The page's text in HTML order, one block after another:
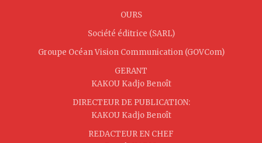
OURS
Société éditrice (SARL)
Groupe Océan Vision Communication (GOVCom)
GERANT
KAKOU Kadjo Benoît
DIRECTEUR DE PUBLICATION:
KAKOU Kadjo Benoît
REDACTEUR EN CHEF